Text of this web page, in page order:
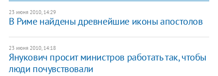
23 июня 2010, 14:29
В Риме найдены древнейшие иконы апостолов
23 июня 2010, 14:18
Янукович просит министров работать так, чтобы
люди почувствовали